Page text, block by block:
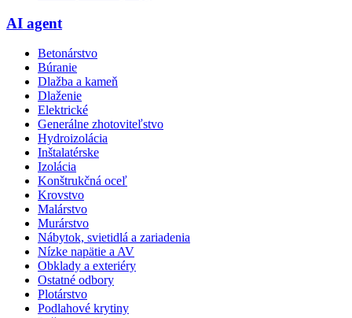
AI agent
Betonárstvo
Búranie
Dlažba a kameň
Dlaženie
Elektrické
Generálne zhotoviteľstvo
Hydroizolácia
Inštalatérske
Izolácia
Konštrukčná oceľ
Krovstvo
Malárstvo
Murárstvo
Nábytok, svietidlá a zariadenia
Nízke napätie a AV
Obklady a exteriéry
Ostatné odbory
Plotárstvo
Podlahové krytiny